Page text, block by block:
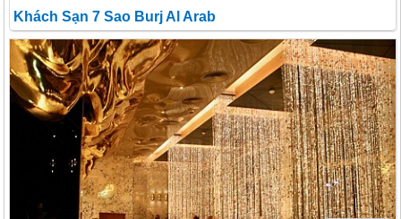
Nguồn Zing News
Khách Sạn 7 Sao Burj Al Arab